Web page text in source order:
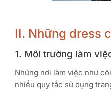
II. Những dress
1. Môi trường làm
Những nơi làm việc như
nhiều quy tắc sử dụng